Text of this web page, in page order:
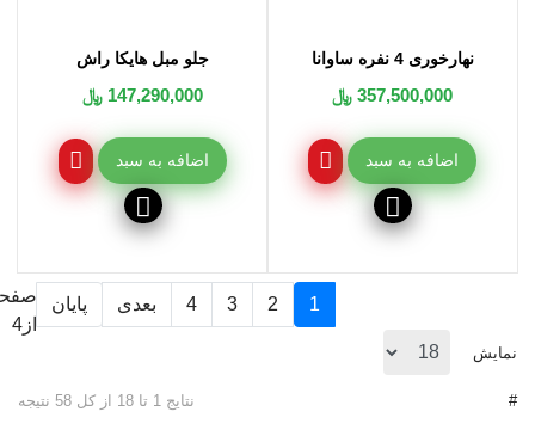
نهارخوری 4 نفره ساوانا
357,500,000 ﷼
اضافه به سبد
جلو مبل هایکا راش
147,290,000 ﷼
اضافه به سبد
نمایش
#
1
2
3
4 بعدی
پایان
از4
نتایج 1 تا 18 از کل 58 نتیجه